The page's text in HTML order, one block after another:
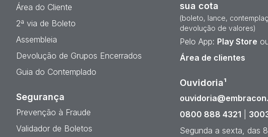
Área do Cliente
2ª via de Boleto
Assembleia
Devolução de Grupos Encerrados
Guia do Contemplado
Segurança
Prevenção à Fraude
Validador de Boletos
sua cota
(boleto, lance,
devolução de valores)
Pelo App: Play Store
Área de clientes
Ouvidoria¹
0800 888 4321
Segunda a sexta, das